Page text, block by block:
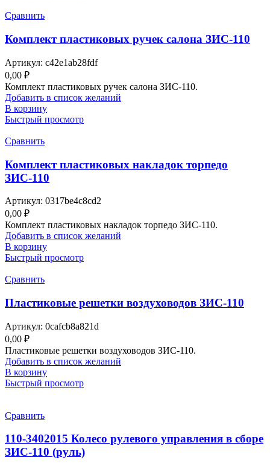
Сравнить
Комплект пластиковых ручек салона ЗИС-110
Артикул: c42e1ab28fdf
0,00 ₽
Комплект пластиковых ручек салона ЗИС-110.
Добавить в список желаний
В корзину
Быстрый просмотр
Сравнить
Комплект пластиковых накладок торпедо
ЗИС-110
Артикул: 0317be4c8cd2
0,00 ₽
Комплект пластиковых накладок торпедо ЗИС-110.
Добавить в список желаний
В корзину
Быстрый просмотр
Сравнить
Пластиковые решетки воздуховодов ЗИС-110
Артикул: 0cafcb8a821d
0,00 ₽
Пластиковые решетки воздуховодов ЗИС-110.
Добавить в список желаний
В корзину
Быстрый просмотр
Сравнить
110-3402015 Колесо рулевого управления в сборе
ЗИС-110 (руль)